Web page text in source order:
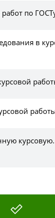
по
в